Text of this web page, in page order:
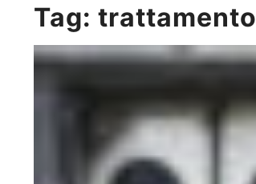
Tag: trattamento